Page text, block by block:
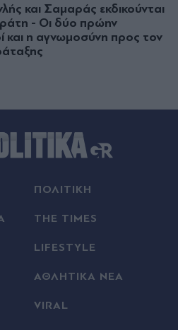
και Σαµαράς εκδικούνται
- Οι δύο πρώην
και η αγνωμοσύνη προς τον
ΠΟΛΙΤΙΚΗ
THE TIMES
LIFESTYLE
ΑΘΛΗΤΙΚΑ ΝΕΑ
VIRAL